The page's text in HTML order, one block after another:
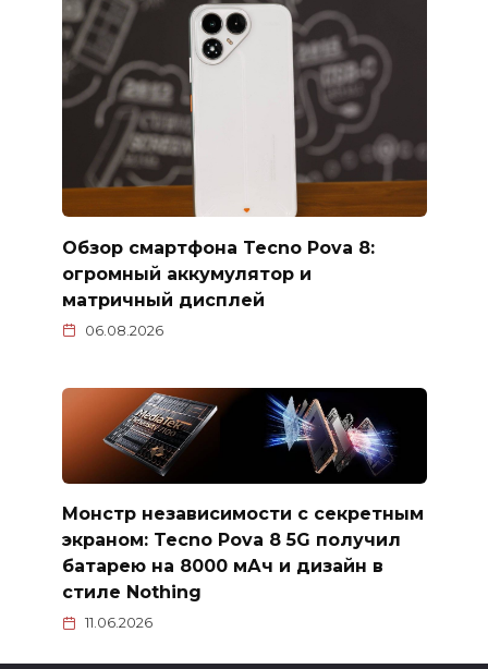
Обзор смартфона Tecno Pova 8:
огромный аккумулятор и
матричный дисплей
06.08.2026
Монстр независимости с секретным
экраном: Tecno Pova 8 5G получил
батарею на 8000 мАч и дизайн в
стиле Nothing
11.06.2026